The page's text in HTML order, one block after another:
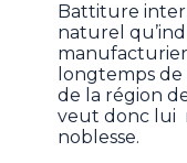
Battiture
naturel
longtemps
de la région
veut donc lui
noblesse.